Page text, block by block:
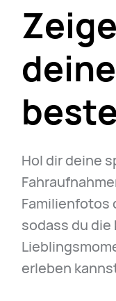
Hol dir deine
Familienfotos
sodass du die
erleben